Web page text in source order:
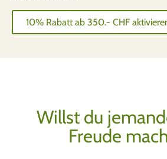
10% Rabatt ab 350.- CHF
Willst du
Freude